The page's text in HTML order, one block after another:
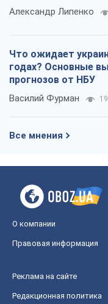
Александр Липенко
Что ожидает
годах? Основные
прогнозов от НБУ
Василий Фурман
Все мнения
О компании
Правовая информация
Реклама на сайте
Редакционная политика